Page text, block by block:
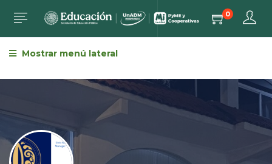
0
Mostrar menú lateral